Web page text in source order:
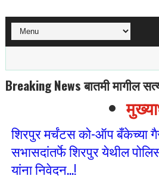
Breaking News बातमी मागील
शिरपुर मर्चंटस को-ऑप बँकेच्या
सभासदांतर्फे शिरपुर येथील
यांना निवेदन...!